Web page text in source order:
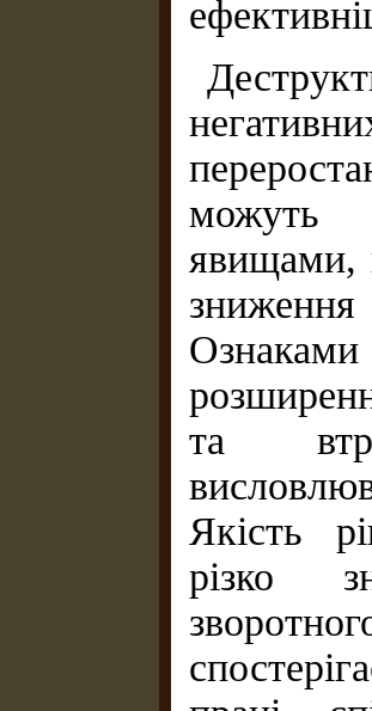
можуть
явищами,
зниження
Ознаками
та
Якість
різко